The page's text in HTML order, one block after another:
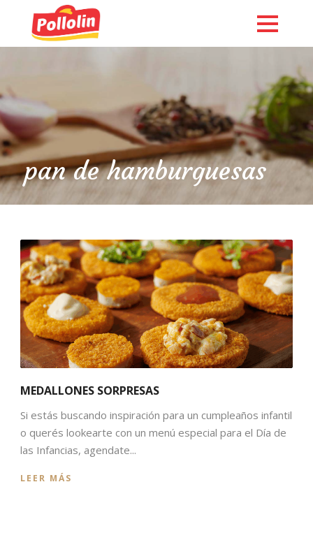
English
pan de hamburguesas
MEDALLONES SORPRESAS
Si estás buscando inspiración para un cumpleaños infantil
o querés lookearte con un menú especial para el Día de
las Infancias, agendate...
LEER MÁS